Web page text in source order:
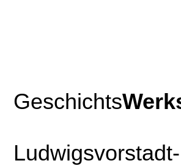
Geschichts
Ludwigsvorstadt-